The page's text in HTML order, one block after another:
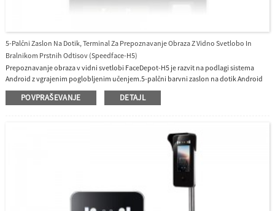
5-Palčni Zaslon Na Dotik, Terminal Za Prepoznavanje Obraza Z Vidno Svetlobo In
Bralnikom Prstnih Odtisov (Speedface-H5)
Prepoznavanje obraza v vidni svetlobi FaceDepot-H5 je razvit na podlagi sistema
Android z vgrajenim poglobljenim učenjem.5-palčni barvni zaslon na dotik Android
operacijski sistem je uporabniku prijazen vmesnik.H5 podpira obraz, prstne odtise,
kartice v standardni napravi.Hitro dinamično prepoznavanje obraza v manj kot 1
POVPRAŠEVANJE DETAJL